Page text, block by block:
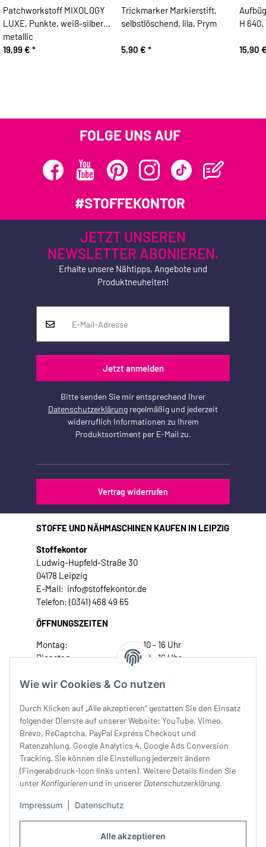
Alle akzeptieren
Wie wir Cookies & Co nutzen
Durch Klicken auf „Alle akzeptieren“ gestatten Sie den Einsatz
folgender Dienste auf unserer Website: YouTube, Vimeo,
Brevo, ReCaptcha, PayPal Express Checkout und
Ratenzahlung, Google Analytics 4, Google Ads Conversion
Tracking. Sie können die Einstellung jederzeit ändern
(Fingerabdruck-Icon links unten). Weitere Details finden Sie
unter Konfigurieren und in unserer Datenschutzerklärung.
Impressum Datenschutz
Patchworkstoff MIXOLOGY
LUXE, Punkte, weiß-silber
metallic
19,99 € *
Trickmarker Markierstift,
selbstlöschend, lila, Prym
5,90 € *
H
15,90
FOLGE UNS AUF
#STOFFEKONTOR
JETZT UNSEREN
NEWSLETTER ABONIEREN.
Erhalte unsere Nähtipps, Angebote und
Produktneuheiten!
Jetzt anmelden
Bitte senden Sie mir entsprechend Ihrer
Datenschutzerklärung regelmäßig und jederzeit
widerruflich Informationen zu Ihrem
Produktsortiment per E-Mail zu.
Vertrag widerrufen
STOFFE UND NÄHMASCHINEN KAUFEN IN LEIPZIG
Stoffekontor
Ludwig-Hupfeld-Straße 30
04178 Leipzig
E-Mail: info@stoffekontor.de
Telefon: (0341) 468 49 65
ÖFFNUNGSZEITEN
Montag:
10 - 16 Uhr
Dienstag:
10 - 16 Uhr
Donnerstag:
10 - 18 Uhr
Samstag:
10 - 14 Uhr
Unser Service
Rechtliches